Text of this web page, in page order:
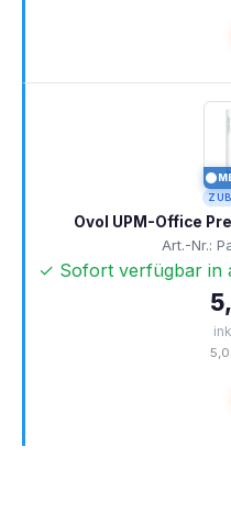
Ovol UPM-Office
Art.-Nr.:
✓ Sofort verfügbar in